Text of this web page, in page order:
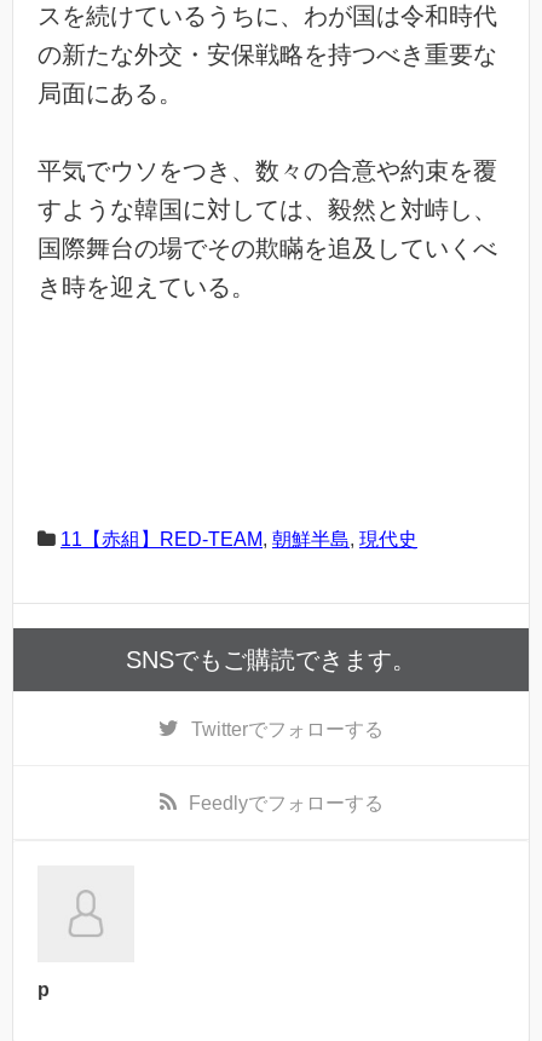
スを続けているうちに、わが国は令和時代
の新たな外交・安保戦略を持つべき重要な
局面にある。
平気でウソをつき、数々の合意や約束を覆
すような韓国に対しては、毅然と対峙し、
国際舞台の場でその欺瞞を追及していくべ
き時を迎えている。
11【赤組】RED-TEAM, 朝鮮半島, 現代史
SNSでもご購読できます。
Twitterでフォローする
Feedlyでフォローする
p